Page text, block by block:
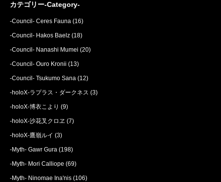
カテゴリー-Category-
-Council- Ceres Fauna (16)
-Council- Hakos Baelz (18)
-Council- Nanashi Mumei (20)
-Council- Ouro Kronii (13)
-Council- Tsukumo Sana (12)
-holoX-ラプラス・ダークネス (3)
-holoX-博衣こより (9)
-holoX-沙花叉クロヱ (7)
-holoX-鷹嶺ルイ (3)
-Myth- Gawr Gura (198)
-Myth- Mori Calliope (69)
-Myth- Ninomae Ina'nis (106)